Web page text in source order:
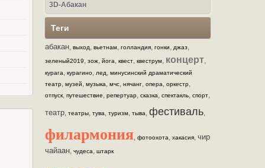
3D-Абакан
Теги
абакан, выход, вьетнам, голландия, гонки, джаз,
зеленый2019, зож, йога, квест, квеструм, концерт,
курага, курагино, лед, минусинский драматический
театр, музей, музыка, мчс, нячанг, опера, оркестр,
отпуск, путешествие, репертуар, сказка, спектакль, спорт,
театр, театры, тува, туризм, тыва, фестиваль,
филармония, фотоохота, хакасия, чир
чайаан, чудеса, штарк